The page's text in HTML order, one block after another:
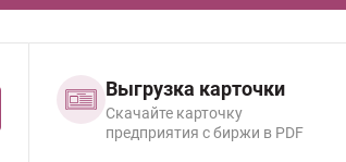
Выгрузка карточки
Cкачайте карточку
предприятия с биржи в PDF